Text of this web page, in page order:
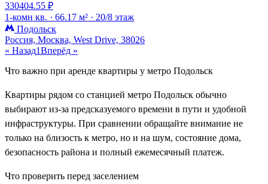
330404.55 ₽
1-комн кв. · 66.17 м² · 20/8 этаж
Подольск
Россия, Москва, West Drive, 38026
« Назад1Вперёд »
Что важно при аренде квартиры у метро Подольск
Квартиры рядом со станцией метро Подольск обычно
выбирают из-за предсказуемого времени в пути и удобной
инфраструктуры. При сравнении обращайте внимание не
только на близость к метро, но и на шум, состояние дома,
безопасность района и полный ежемесячный платеж.
Что проверить перед заселением